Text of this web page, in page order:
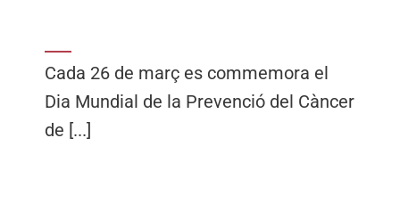
Cada 26 de març es commemora el
Dia Mundial de la Prevenció del Càncer
de [...]